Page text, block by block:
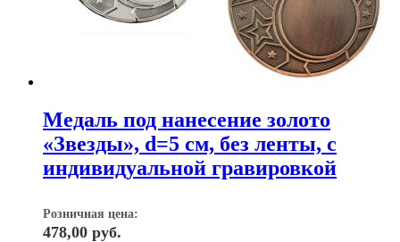
Медаль под нанесение золото
«Звезды», d=5 см, без ленты, с
индивидуальной гравировкой
Розничная цена:
478,00 руб.